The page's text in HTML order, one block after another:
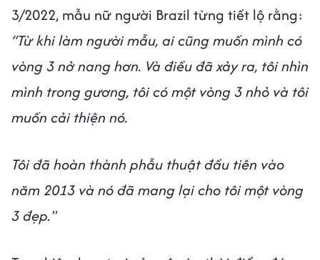
3/2022, mẫu nữ người Brazil từng tiết lộ rằng:
“Từ khi làm người mẫu, ai cũng muốn mình có
vòng 3 nở nang hơn. Và điều đã xảy ra, tôi nhìn
mình trong gương, tôi có một vòng 3 nhỏ và tôi
muốn cải thiện nó.
Tôi đã hoàn thành phẫu thuật đầu tiên vào
năm 2013 và nó đã mang lại cho tôi một vòng
3 đẹp."